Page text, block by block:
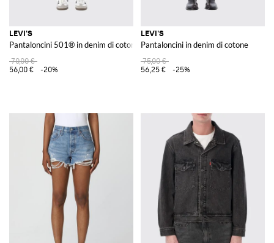
LEVI'S
Pantaloncini 501® in denim di cotone
70,00 €
56,00 €
-20%
LEVI'S
Pantaloncini in denim di cotone
75,00 €
56,25 €
-25%